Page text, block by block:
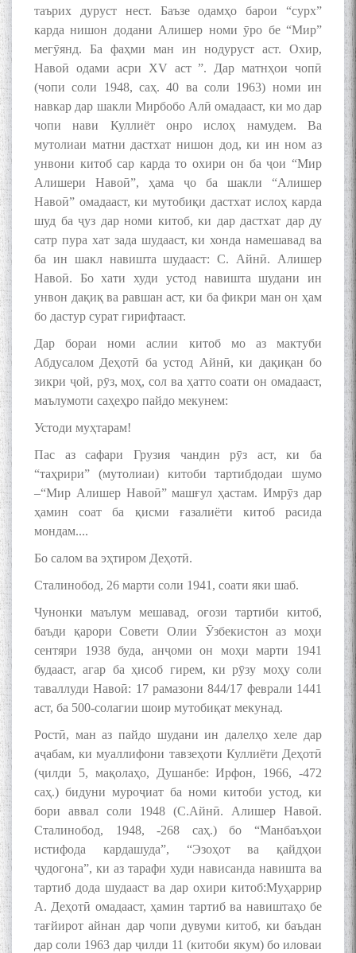
таърих дуруст нест. Баъзе одамҳо барои “сурх”
карда нишон додани Алишер номи ӯро бе “Мир”
мегӯянд. Ба фаҳми ман ин нодуруст аст. Охир,
Навоӣ одами асри XV аст ”. Дар матнҳои чопӣ
(чопи соли 1948, саҳ. 40 ва соли 1963) номи ин
навкар дар шакли Мирбобо Алӣ омадааст, ки мо дар
чопи нави Куллиёт онро ислоҳ намудем. Ва
мутолиаи матни дастхат нишон дод, ки ин ном аз
унвони китоб сар карда то охири он ба ҷои “Мир
Алишери Навоӣ”, ҳама ҷо ба шакли “Алишер
Навоӣ” омадааст, ки мутобиқи дастхат ислоҳ карда
шуд ба ҷуз дар номи китоб, ки дар дастхат дар ду
сатр пура хат зада шудааст, ки хонда намешавад ва
ба ин шакл навишта шудааст: С. Айнӣ. Алишер
Навоӣ. Бо хати худи устод навишта шудани ин
унвон дақиқ ва равшан аст, ки ба фикри ман он ҳам
бо дастур сурат гирифтааст.
Дар бораи номи аслии китоб мо аз мактуби
Абдусалом Деҳотӣ ба устод Айнӣ, ки дақиқан бо
зикри ҷой, рӯз, моҳ, сол ва ҳатто соати он омадааст,
маълумоти саҳеҳро пайдо мекунем:
Устоди муҳтарам!
Пас аз сафари Грузия чандин рӯз аст, ки ба
“таҳрири” (мутолиаи) китоби тартибдодаи шумо
–“Мир Алишер Навоӣ” машғул ҳастам. Имрӯз дар
ҳамин соат ба қисми ғазалиёти китоб расида
мондам....
Бо салом ва эҳтиром Деҳотӣ.
Сталинобод, 26 марти соли 1941, соати яки шаб.
Чунонки маълум мешавад, оғози тартиби китоб,
баъди қарори Совети Олии Ӯзбекистон аз моҳи
сентяри 1938 буда, анҷоми он моҳи марти 1941
будааст, агар ба ҳисоб гирем, ки рӯзу моҳу соли
таваллуди Навоӣ: 17 рамазони 844/17 феврали 1441
аст, ба 500-солагии шоир мутобиқат мекунад.
Ростӣ, ман аз пайдо шудани ин далелҳо хеле дар
аҷабам, ки муаллифони тавзеҳоти Куллиёти Деҳотӣ
(ҷилди 5, мақолаҳо, Душанбе: Ирфон, 1966, -472
саҳ.) бидуни муроҷиат ба номи китоби устод, ки
бори аввал соли 1948 (С.Айнӣ. Алишер Навоӣ.
Сталинобод, 1948, -268 саҳ.) бо “Манбаъҳои
истифода кардашуда”, “Эзоҳот ва қайдҳои
ҷудогона”, ки аз тарафи худи нависанда навишта ва
тартиб дода шудааст ва дар охири китоб:Муҳаррир
А. Деҳотӣ омадааст, ҳамин тартиб ва навиштаҳо бе
тағйирот айнан дар чопи дувуми китоб, ки баъдан
дар соли 1963 дар ҷилди 11 (китоби якум) бо иловаи